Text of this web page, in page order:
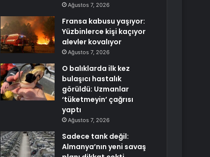
Ağustos 7, 2026
Fransa kabusu yaşıyor:
Yüzbinlerce kişi kaçıyor
alevler kovalıyor
Ağustos 7, 2026
O balıklarda ilk kez
bulaşıcı hastalık
görüldü: Uzmanlar
‘tüketmeyin’ çağrısı
yaptı
Ağustos 7, 2026
Sadece tank değil:
Almanya’nın yeni savaş